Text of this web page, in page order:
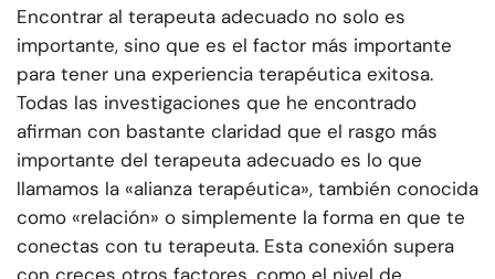
Encontrar al terapeuta adecuado no solo es
importante, sino que es el factor más importante
para tener una experiencia terapéutica exitosa.
Todas las investigaciones que he encontrado
afirman con bastante claridad que el rasgo más
importante del terapeuta adecuado es lo que
llamamos la «alianza terapéutica», también conocida
como «relación» o simplemente la forma en que te
conectas con tu terapeuta. Esta conexión supera